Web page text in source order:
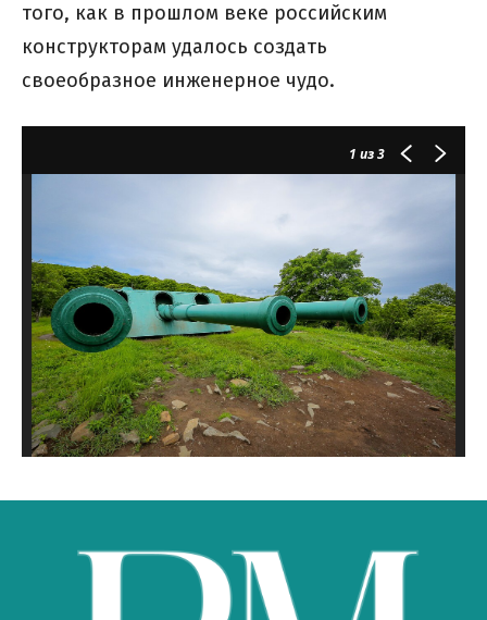
того, как в прошлом веке российским
конструкторам удалось создать
своеобразное инженерное чудо.
1 из 3